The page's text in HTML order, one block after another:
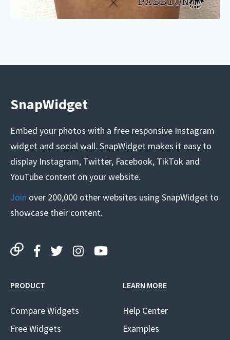
SnapWidget
Embed your photos with a free responsive Instagram
widget and social wall. SnapWidget makes it easy to
display Instagram, Twitter, Facebook, TikTok and
YouTube content on your website.
Join over 200,000 other websites using SnapWidget to
showcase their content.
PRODUCT
Compare Widgets
Free Widgets
LEARN MORE
Help Center
Examples